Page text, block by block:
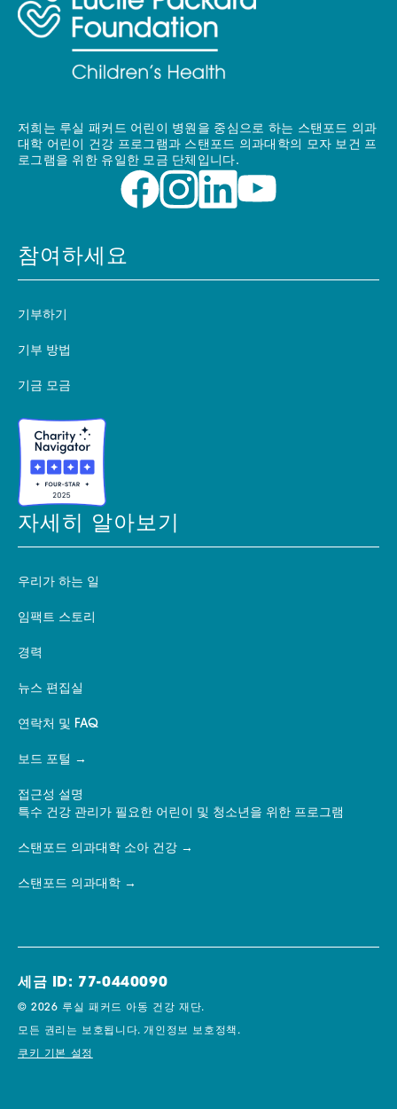
저희는 루실 패커드 어린이 병원을 중심으로 하는 스탠포드 의과
대학 어린이 건강 프로그램과 스탠포드 의과대학의 모자 보건 프
로그램을 위한 유일한 모금 단체입니다.
참여하세요
기부하기
기부 방법
기금 모금
자세히 알아보기
우리가 하는 일
임팩트 스토리
경력
뉴스 편집실
연락처 및 FAQ
보드 포털
접근성 설명
특수 건강 관리가 필요한 어린이 및 청소년을 위한 프로그램
스탠포드 의과대학 소아 건강
스탠포드 의과대학
세금 ID: 77-0440090
© 2026 루실 패커드 아동 건강 재단.
모든 권리는 보호됩니다.개인정보 보호정책.
쿠키 기본 설정